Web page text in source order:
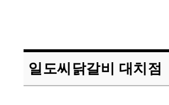
일도씨닭갈비 대치점